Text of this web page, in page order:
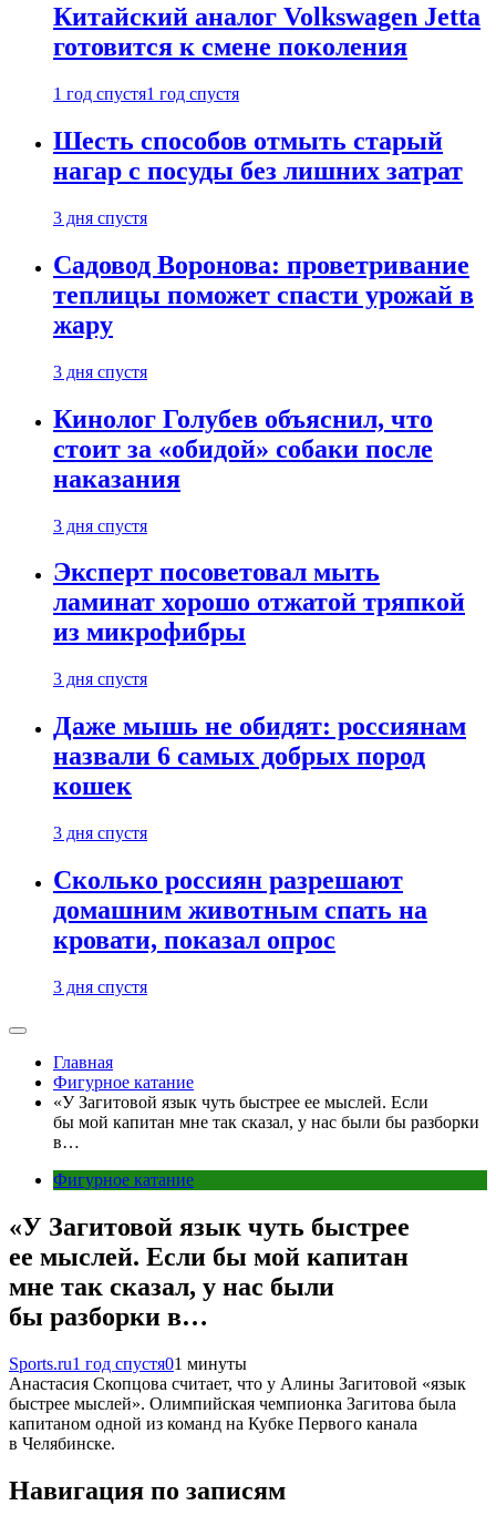
Китайский аналог Volkswagen Jetta
готовится к смене поколения
1 год спустя1 год спустя
Шесть способов отмыть старый
нагар с посуды без лишних затрат
3 дня спустя
Садовод Воронова: проветривание
теплицы поможет спасти урожай в
жару
3 дня спустя
Кинолог Голубев объяснил, что
стоит за «обидой» собаки после
наказания
3 дня спустя
Эксперт посоветовал мыть
ламинат хорошо отжатой тряпкой
из микрофибры
3 дня спустя
Даже мышь не обидят: россиянам
назвали 6 самых добрых пород
кошек
3 дня спустя
Сколько россиян разрешают
домашним животным спать на
кровати, показал опрос
3 дня спустя
Главная
Фигурное катание
«У Загитовой язык чуть быстрее ее мыслей. Если
бы мой капитан мне так сказал, у нас были бы разборки
в…
Фигурное катание
«У Загитовой язык чуть быстрее
ее мыслей. Если бы мой капитан
мне так сказал, у нас были
бы разборки в…
Sports.ru1 год спустя01 минуты
Анастасия Скопцова считает, что у Алины Загитовой «язык
быстрее мыслей». Олимпийская чемпионка Загитова была
капитаном одной из команд на Кубке Первого канала
в Челябинске.
Навигация по записям